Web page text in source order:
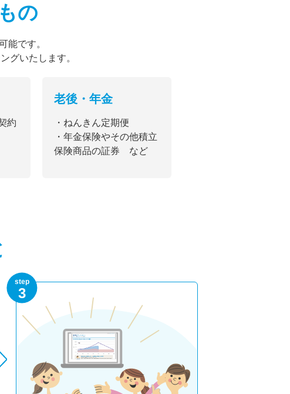
の
能です。
グいたします。
約
老後・年金
・ねんきん定期便
・年金保険やその他積立
保険商品の証券 など
step
3